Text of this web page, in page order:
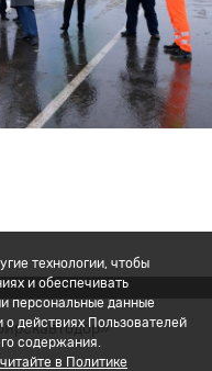
технологии, чтобы
и обеспечивать
персональные данные
действиях Пользователей
содержания.
в Политике